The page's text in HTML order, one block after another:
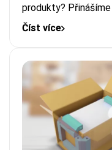
produkty?
Číst více